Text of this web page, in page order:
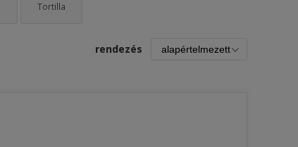
Tortilla
rendezés